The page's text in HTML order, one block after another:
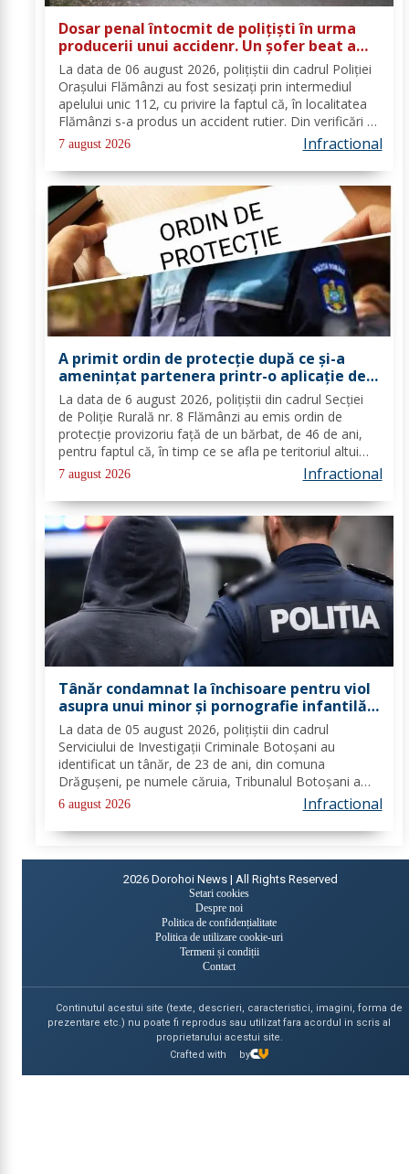
Dosar penal întocmit de polițiști în urma
producerii unui accidenr. Un șofer beat a
lovit un cap de pod
La data de 06 august 2026, polițiștii din cadrul Poliției
Orașului Flămânzi au fost sesizați prin intermediul
apelului unic 112, cu privire la faptul că, în localitatea
Flămânzi s-a produs un accident rutier. Din verificări a
reieșit faptul că, în timp ce se deplasa pe strada
Tulburea din orașul...
7 august 2026 Infractional
A primit ordin de protecție după ce și-a
amenințat partenera printr-o aplicație de
mesagerie
La data de 6 august 2026, polițiștii din cadrul Secției
de Poliție Rurală nr. 8 Flămânzi au emis ordin de
protecție provizoriu față de un bărbat, de 46 de ani,
pentru faptul că, în timp ce se afla pe teritoriul altui
stat, și-ar fi amenințat partenera, prin intermediul unor
mesaje transmise...
7 august 2026 Infractional
Tânăr condamnat la închisoare pentru viol
asupra unui minor și pornografie infantilă,
identificat de polițiști
La data de 05 august 2026, polițiștii din cadrul
Serviciului de Investigații Criminale Botoșani au
identificat un tânăr, de 23 de ani, din comuna
Drăgușeni, pe numele căruia, Tribunalul Botoșani a
emis un mandat de executare a pedepsei cu
închisoarea. Tânărul a fost condamnat la 4 ani și 5 luni
de...
6 august 2026 Infractional
2026 Dorohoi News | All Rights Reserved
Setari cookies
Despre noi
Politica de confidențialitate
Politica de utilizare cookie-uri
Termeni și condiții
Contact
Continutul acestui site (texte, descrieri, caracteristici, imagini, forma de
prezentare etc.) nu poate fi reprodus sau utilizat fara acordul in scris al
proprietarului acestui site.
Crafted with
by